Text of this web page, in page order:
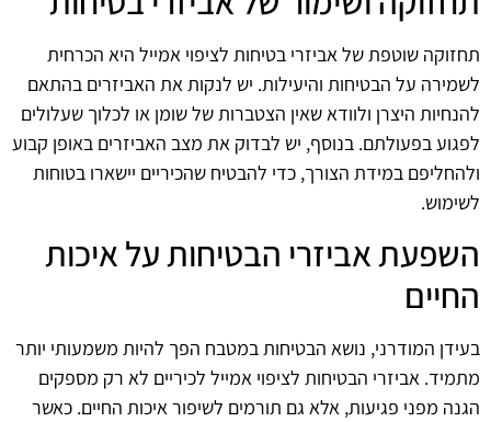
תחזוקה שוטפת של אביזרי בטיחות לציפוי אמייל היא הכרחית
לשמירה על הבטיחות והיעילות. יש לנקות את האביזרים בהתאם
להנחיות היצרן ולוודא שאין הצטברות של שומן או לכלוך שעלולים
לפגוע בפעולתם. בנוסף, יש לבדוק את מצב האביזרים באופן קבוע
ולהחליפם במידת הצורך, כדי להבטיח שהכיריים יישארו בטוחות
לשימוש.
השפעת אביזרי הבטיחות על איכות
החיים
בעידן המודרני, נושא הבטיחות במטבח הפך להיות משמעותי יותר
מתמיד. אביזרי הבטיחות לציפוי אמייל לכיריים לא רק מספקים
הגנה מפני פגיעות, אלא גם תורמים לשיפור איכות החיים. כאשר